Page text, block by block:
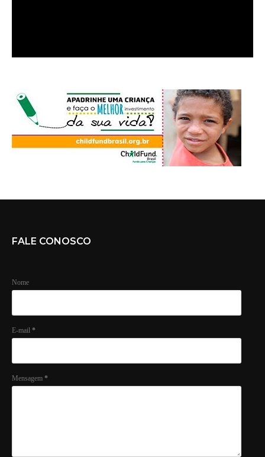
FALE CONOSCO
Nome
E-mail *
Mensagem *